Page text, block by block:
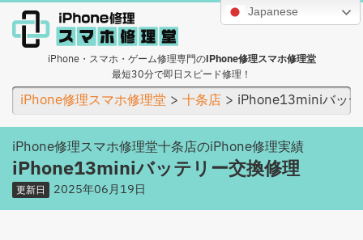
Japanese
iPhone・スマホ・ゲーム修理専門のiPhone修理スマホ修理堂
最短30分で即日スピード修理！
iPhone修理スマホ修理堂 十条店 iPhone13miniバッ
iPhone修理スマホ修理堂十条店のiPhone修理実績
iPhone13miniバッテリー交換修理
更新日 2025年06月19日